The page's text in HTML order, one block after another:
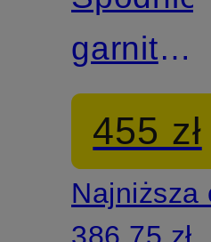
SERGIO
modern
fit
455 zł